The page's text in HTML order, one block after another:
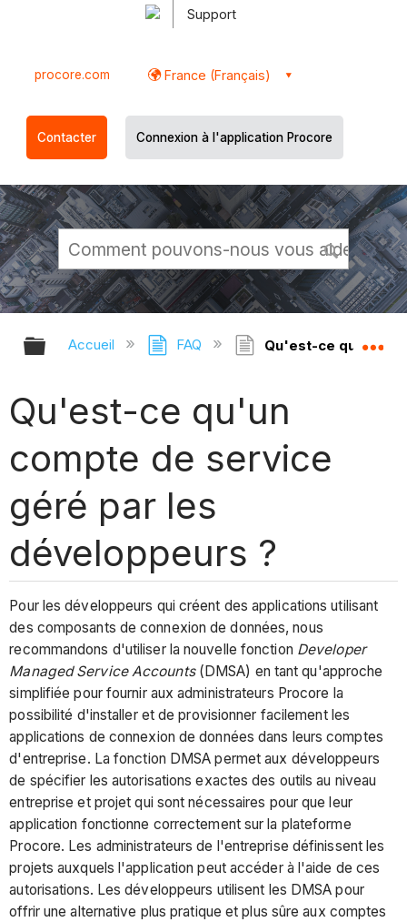
Support
procore.com France (Français)
Contacter Connexion à l'application Procore
Développer/réduire la hiérarchie
Accueil FAQ Qu'est-ce qu'un
Qu'est-ce qu'un
compte de service
géré par les
développeurs ?
Pour les développeurs qui créent des applications utilisant
des composants de connexion de données, nous
recommandons d'utiliser la nouvelle fonction Developer
Managed Service Accounts(DMSA) en tant qu'approche
simplifiée pour fournir aux administrateurs Procore la
possibilité d'installer et de provisionner facilement les
applications de connexion de données dans leurs comptes
d'entreprise. La fonction DMSA permet aux développeurs
de spécifier les autorisations exactes des outils au niveau
entreprise et projet qui sont nécessaires pour que leur
application fonctionne correctement sur la plateforme
Procore. Les administrateurs de l'entreprise définissent les
projets auxquels l'application peut accéder à l'aide de ces
autorisations. Les développeurs utilisent les DMSA pour
offrir une alternative plus pratique et plus sûre aux comptes